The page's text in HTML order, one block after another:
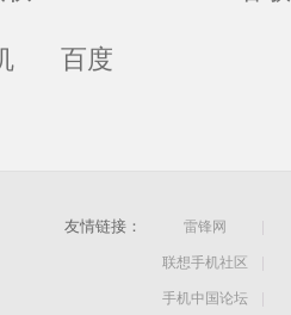
百度
友情链接： 雷锋网
联想手机社区
手机中国论坛